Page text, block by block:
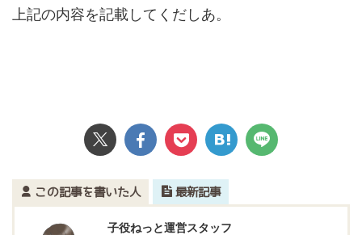
上記の内容を記載してくだしあ。
この記事を書いた人 最新記事
子役ねっと運営スタッフ